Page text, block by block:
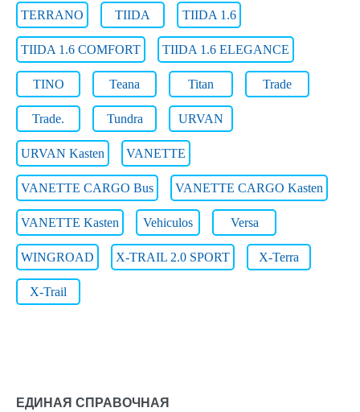
TERRANO TIIDA TIIDA 1.6
TIIDA 1.6 COMFORT TIIDA 1.6 ELEGANCE
TINO Teana Titan Trade
Trade. Tundra URVAN
URVAN Kasten VANETTE
VANETTE CARGO Bus VANETTE CARGO Kasten
VANETTE Kasten Vehiculos Versa
WINGROAD X-TRAIL 2.0 SPORT X-Terra
X-Trail
ЕДИНАЯ СПРАВОЧНАЯ